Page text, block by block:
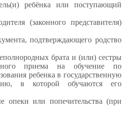
ребёнка или поступающий
(законного представителя)
подтверждающего родство
брата и (или) сестры
приема на обучение по
ребенка в государственную
в которой обучаются его
опеки или попечительства (при